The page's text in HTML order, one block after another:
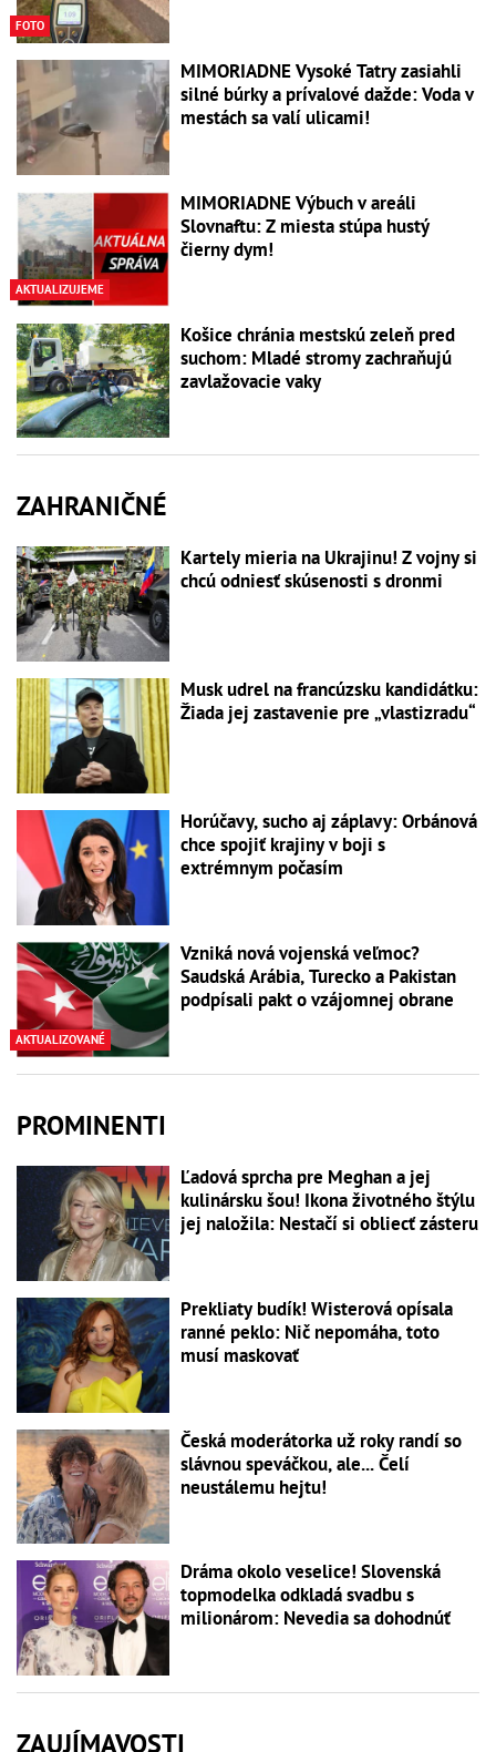
FOTO
MIMORIADNE Vysoké Tatry zasiahli
silné búrky a prívalové dažde: Voda v
mestách sa valí ulicami!
AKTUALIZUJEME
MIMORIADNE Výbuch v areáli
Slovnaftu: Z miesta stúpa hustý
čierny dym!
Košice chránia mestskú zeleň pred
suchom: Mladé stromy zachraňujú
zavlažovacie vaky
ZAHRANIČNÉ
Kartely mieria na Ukrajinu! Z vojny si
chcú odniesť skúsenosti s dronmi
Musk udrel na francúzsku kandidátku:
Žiada jej zastavenie pre „vlastizradu“
Horúčavy, sucho aj záplavy: Orbánová
chce spojiť krajiny v boji s
extrémnym počasím
AKTUALIZOVANÉ
Vzniká nová vojenská veľmoc?
Saudská Arábia, Turecko a Pakistan
podpísali pakt o vzájomnej obrane
PROMINENTI
Ľadová sprcha pre Meghan a jej
kulinársku šou! Ikona životného štýlu
jej naložila: Nestačí si obliecť zásteru
Prekliaty budík! Wisterová opísala
ranné peklo: Nič nepomáha, toto
musí maskovať
Česká moderátorka už roky randí so
slávnou speváčkou, ale... Čelí
neustálemu hejtu!
Dráma okolo veselice! Slovenská
topmodelka odkladá svadbu s
milionárom: Nevedia sa dohodnúť
ZAUJÍMAVOSTI